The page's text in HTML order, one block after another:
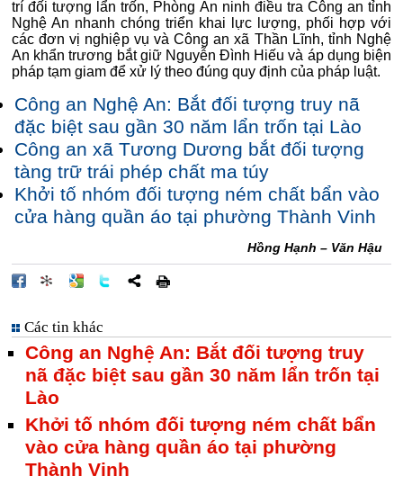
trí đối tượng lẩn trốn, Phòng An ninh điều tra Công an tỉnh
Nghệ An nhanh chóng triển khai lực lượng, phối hợp với
các đơn vị nghiệp vụ và Công an xã Thần Lĩnh, tỉnh Nghệ
An khẩn trương bắt giữ Nguyễn Đình Hiếu và áp dụng biện
pháp tạm giam để xử lý theo đúng quy định của pháp luật.
Công an Nghệ An: Bắt đối tượng truy nã
đặc biệt sau gần 30 năm lẩn trốn tại Lào
Công an xã Tương Dương bắt đối tượng
tàng trữ trái phép chất ma túy
Khởi tố nhóm đối tượng ném chất bẩn vào
cửa hàng quần áo tại phường Thành Vinh
Hồng Hạnh – Văn Hậu
Các tin khác
Công an Nghệ An: Bắt đối tượng truy
nã đặc biệt sau gần 30 năm lẩn trốn tại
Lào
Khởi tố nhóm đối tượng ném chất bẩn
vào cửa hàng quần áo tại phường
Thành Vinh